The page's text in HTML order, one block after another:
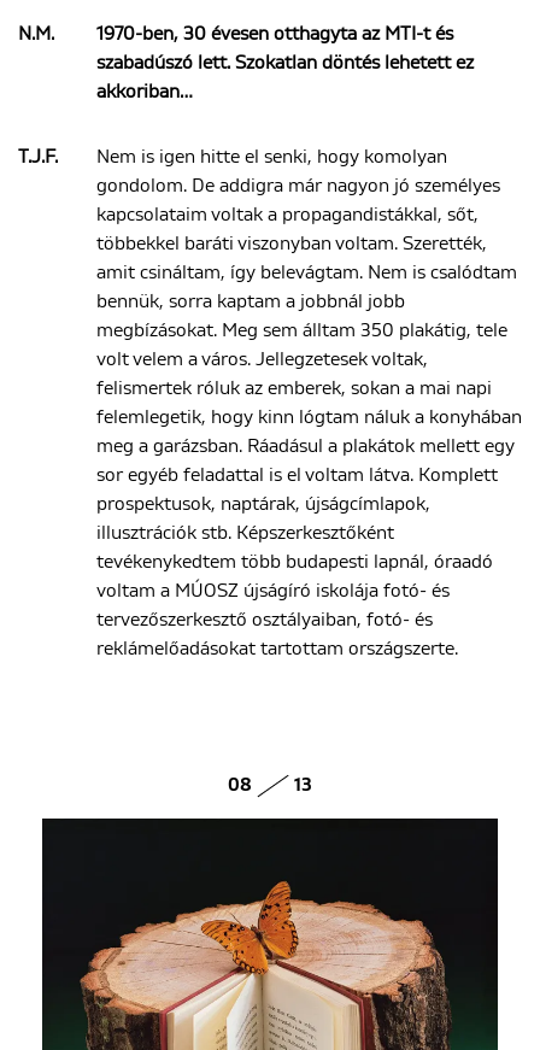
N.M.
1970-ben, 30 évesen otthagyta az MTI-t és
szabadúszó lett. Szokatlan döntés lehetett ez
akkoriban…
T.J.F.
Nem is igen hitte el senki, hogy komolyan
gondolom. De addigra már nagyon jó személyes
kapcsolataim voltak a propagandistákkal, sőt,
többekkel baráti viszonyban voltam. Szerették,
amit csináltam, így belevágtam. Nem is csalódtam
bennük, sorra kaptam a jobbnál jobb
megbízásokat. Meg sem álltam 350 plakátig, tele
volt velem a város. Jellegzetesek voltak,
felismertek róluk az emberek, sokan a mai napi
felemlegetik, hogy kinn lógtam náluk a konyhában
meg a garázsban. Ráadásul a plakátok mellett egy
sor egyéb feladattal is el voltam látva. Komplett
prospektusok, naptárak, újságcímlapok,
illusztrációk stb. Képszerkesztőként
tevékenykedtem több budapesti lapnál, óraadó
voltam a MÚOSZ újságíró iskolája fotó- és
tervezőszerkesztő osztályaiban, fotó- és
reklámelőadásokat tartottam országszerte.
08 13